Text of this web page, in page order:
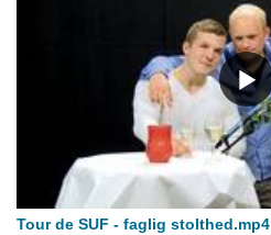
Tour de SUF - faglig stolthed.mp4